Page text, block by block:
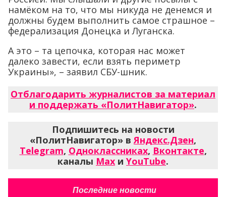
намёком на то, что мы никуда не денемся и
должны будем выполнить самое страшное –
федерализация Донецка и Луганска.
А это – та цепочка, которая нас может
далеко завести, если взять периметр
Украины», – заявил СБУ-шник.
Отблагодарить журналистов за материал
и поддержать «ПолитНавигатор».
Подпишитесь на новости
«ПолитНавигатор» вЯндекс.Дзен,
Telegram, Одноклассниках, Вконтакте,
каналы Max и YouTube.
Последние новости